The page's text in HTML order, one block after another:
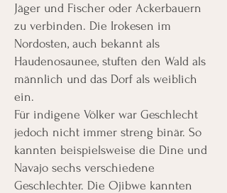
Jäger und Fischer oder Ackerbauern
zu verbinden. Die Irokesen im
Nordosten, auch bekannt als
Haudenosaunee, stuften den Wald als
männlich und das Dorf als weiblich
ein.
Für indigene Völker war Geschlecht
jedoch nicht immer streng binär. So
kannten beispielsweise die Dine und
Navajo sechs verschiedene
Geschlechter. Die Ojibwe kannten